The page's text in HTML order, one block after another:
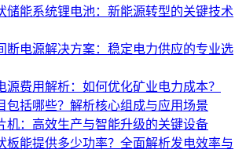
储能系统锂电池：新能源转型的关键技术
断电源解决方案：稳定电力供应的专业选
源费用解析：如何优化矿业电力成本？
包括哪些？解析核心组成与应用场景
机：高效生产与智能升级的关键设备
板能提供多少功率？全面解析发电效率与